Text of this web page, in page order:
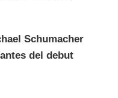
Schumacher
del debut